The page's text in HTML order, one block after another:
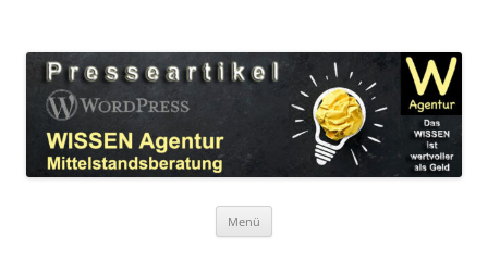
Agentur
Menü